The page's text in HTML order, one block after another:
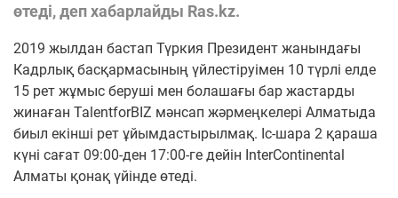
өтеді, деп хабарлайды Ras.kz.
2019 жылдан бастап Түркия Президент жанындағы
Кадрлық басқармасының үйлестіруімен 10 түрлі елде
15 рет жұмыс беруші мен болашағы бар жастарды
жинаған TalentforBIZ мәнсап жәрмеңкелері Алматыда
биыл екінші рет ұйымдастырылмақ. Іс-шара 2 қараша
күні сағат 09:00-ден 17:00-ге дейін InterContinental
Алматы қонақ үйінде өтеді.